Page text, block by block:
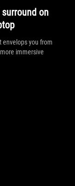
on
envelops you from
immersive